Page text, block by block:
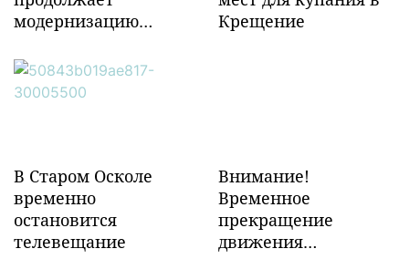
модернизацию
инфраструктуры в
Забайкалье
Крещение
В Старом Осколе
временно
остановится
телевещание
Внимание!
Временное
прекращение
движения